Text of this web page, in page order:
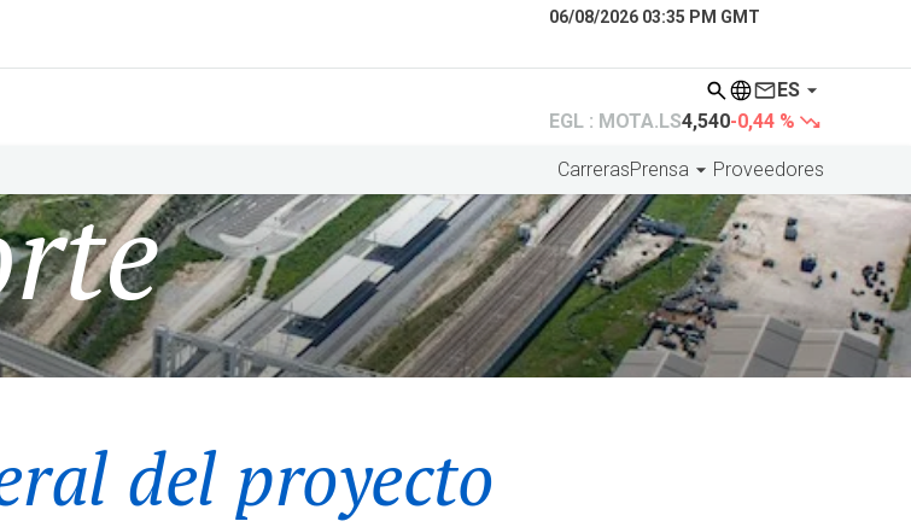
ES
06/08/2026 03:35 PM GMT
EGL : MOTA.LS4,540-0,44 %
CarrerasPrensa Proveedores
del proyecto